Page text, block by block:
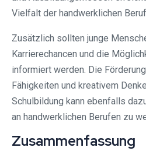
Vielfalt der handwerklichen
Zusätzlich sollten junge
Karrierechancen und die
informiert werden. Die
Fähigkeiten und kreativem
Schulbildung kann ebenfalls
an handwerklichen Berufen zu
Zusammenfassung